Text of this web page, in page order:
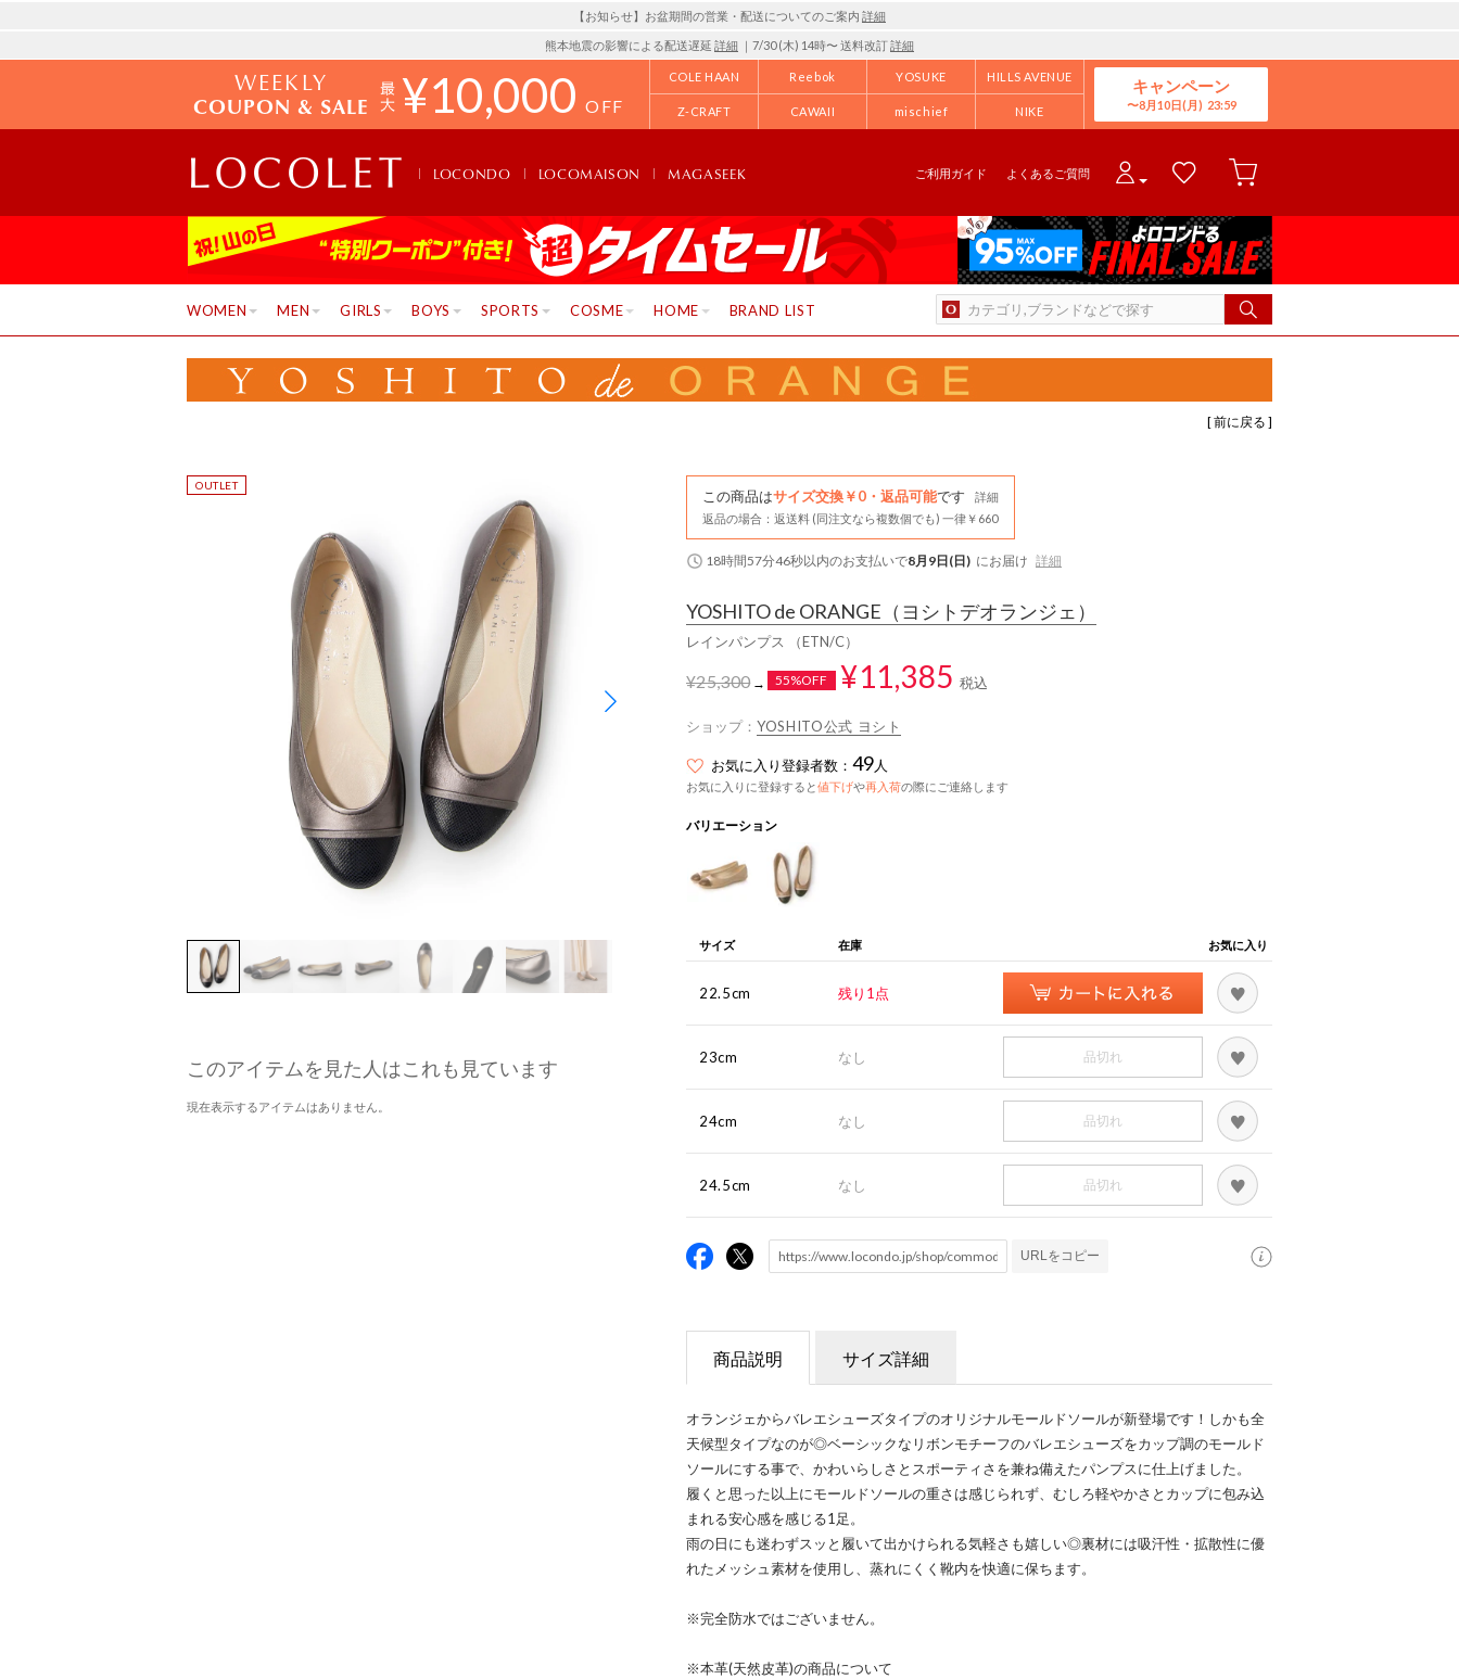
【お知らせ】お盆期間の営業・配送についてのご案内 詳細
熊本地震の影響による配送遅延 詳細 ｜7/30 (木) 14時〜 送料改訂詳細
WEEKLY
COUPON & SALE ¥10,000 OFF
COLE HAAN Reebok YOSUKE HILLS AVENUE
Z-CRAFT CAWAII mischief NIKE
キャンペーン
8月10日(月)
LOCONDO LOCOMAISON MAGASEEK ご利用ガイド よくあるご質問
WOMEN MEN GIRLS BOYS SPORTS COSME HOME BRAND LIST
[ 前に戻る ]
このアイテムを見た人はこれも見ています
現在表示するアイテムはありません。
この商品はサイズ交換￥0・返品可能です
詳細
返品の場合：返送料 (同注文なら複数個でも) 一律￥660
18時間57分45秒以内のお支払いで8月9日(日) にお届け 詳細
YOSHITO de ORANGE （ヨシトデオランジェ）
レインパンプス （ETN/C）
¥25,300→ 55%OFF ¥11,385 税込
ショップ： YOSHITO公式 ヨシト
お気に入り登録者数： 49人
お気に入りに登録すると値下げや再入荷の際にご連絡します
バリエーション
サイズ 在庫 お気に入り
22.5cm 残り1点
23cm なし 品切れ
24cm なし 品切れ
24.5cm なし 品切れ
URLをコピー
商品説明 サイズ詳細
オランジェからバレエシューズタイプのオリジナルモールドソールが新登場です！しかも全
天候型タイプなのが◎ベーシックなリボンモチーフのバレエシューズをカップ調のモールド
ソールにする事で、かわいらしさとスポーティさを兼ね備えたパンプスに仕上げました。
履くと思った以上にモールドソールの重さは感じられず、むしろ軽やかさとカップに包み込
まれる安心感を感じる1足。
雨の日にも迷わずスッと履いて出かけられる気軽さも嬉しい◎裏材には吸汗性・拡散性に優
れたメッシュ素材を使用し、蒸れにくく靴内を快適に保ちます。
※完全防水ではございません。
※本革(天然皮革)の商品について